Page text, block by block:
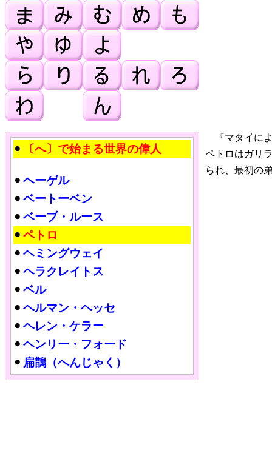
『マタイに
ペトロはガリ
られ、最初の
〔へ〕で始まる世界の偉人
ヘーゲル
ベートーベン
ベーブ・ルース
ペトロ
ヘミングウェイ
ヘラクレイトス
ベル
ヘルマン・ヘッセ
ヘレン・ケラー
ヘンリー・フォード
扁鵲（へんじゃく）